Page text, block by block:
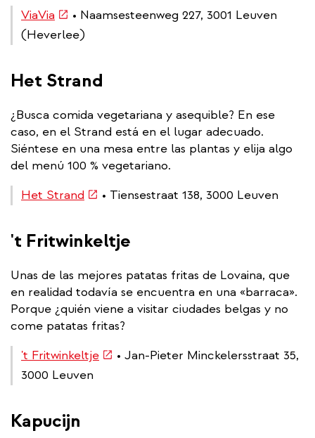
ViaVia (link
is
• Naamsesteenweg 227, 3001 Leuven
(Heverlee)
Het Strand
¿Busca comida vegetariana y asequible? En ese
caso, en el Strand está en el lugar adecuado.
Siéntese en una mesa entre las plantas y elija algo
del menú 100 % vegetariano.
Het Strand (link
external)
• Tiensestraat 138, 3000 Leuven
't Fritwinkeltje
Unas de las mejores patatas fritas de Lovaina, que
en realidad todavía se encuentra en una «barraca».
Porque ¿quién viene a visitar ciudades belgas y no
come patatas fritas?
't Fritwinkeltje(link• Jan-Pieter Minckelersstraat 35,
3000 Leuven
Kapucijn